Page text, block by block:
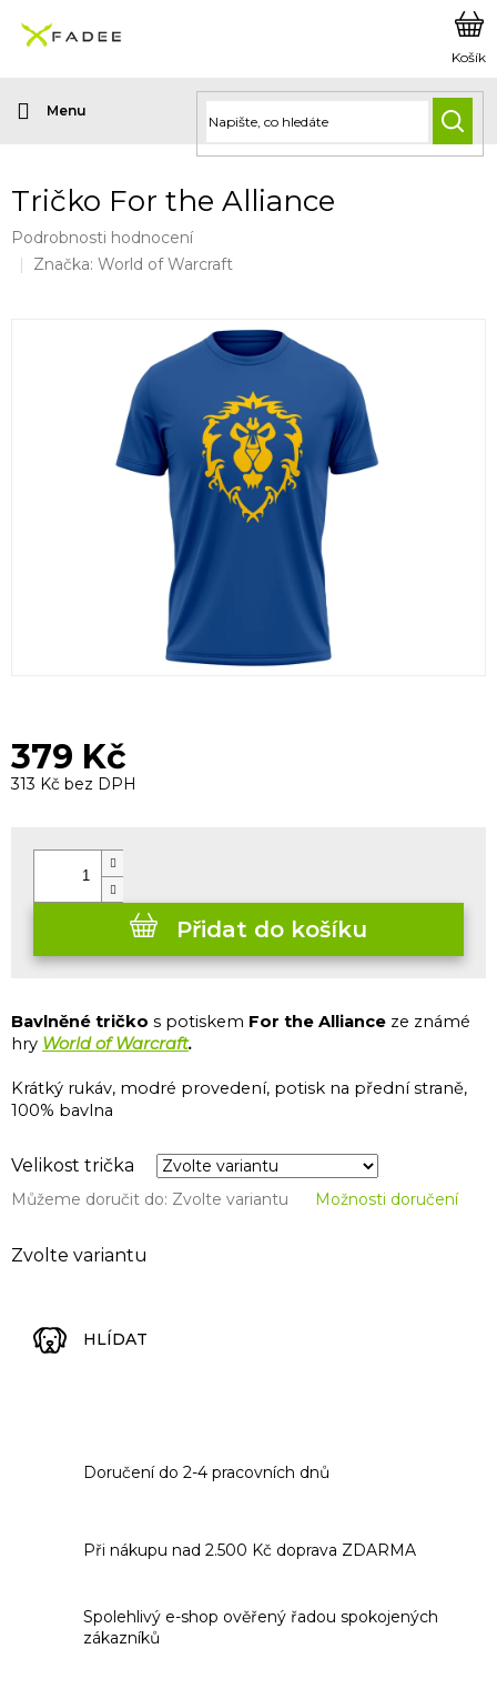
obsah
Tričko For the Alliance
Průměrné
hodnocení
Podrobnosti hodnocení
Značka: World of Warcraft
379 Kč
313 Kč bez DPH
Zvolte variantu
Velikost trička
Můžeme doručit do: Zvolte variantu Možnosti doručení
Přidat do košíku
Bavlněné tričko s potiskem For the Alliance ze známé
hry World of Warcraft.
Krátký rukáv, modré provedení, potisk na přední straně,
100% bavlna
HLÍDAT
Doručení do 2-4 pracovních dnů
Při nákupu nad 2.500 Kč doprava ZDARMA
Spolehlivý e-shop ověřený řadou spokojených
zákazníků